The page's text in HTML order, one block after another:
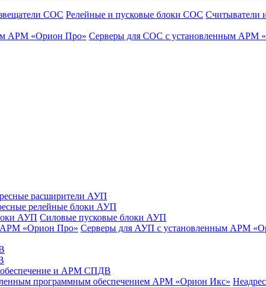
СОС Релейные и пусковые блоки СОС Считыватели
АРМ «Орион Про» Серверы для СОС с установленным АРМ
расширители АУП
релейные блоки АУП
АУП Силовые пусковые блоки АУП
«Орион Про» Серверы для АУП с установленным АРМ
и АРМ СПДВ
программным обеспечением АРМ «Орион Икс»